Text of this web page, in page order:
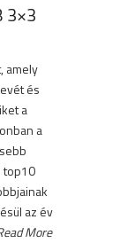
3×3
amely
és
a
a
top10
az év
More